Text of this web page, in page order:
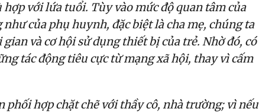
với lứa tuổi. Tùy vào mức độ quan tâm của
của phụ huynh, đặc biệt là cha mẹ, chúng ta
và cơ hội sử dụng thiết bị của trẻ. Nhờ đó, có
tác động tiêu cực từ mạng xã hội, thay vì cấm
phối hợp chặt chẽ với thầy cô, nhà trường; vì nếu